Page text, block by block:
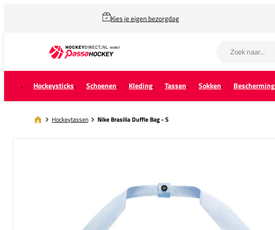
Kies je eigen bezorgdag
Hockeysticks Schoenen Kleding Tassen Sokken Bescherming
Hockeytassen Nike Brasilia Duffle Bag - S